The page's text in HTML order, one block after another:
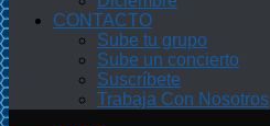
CONTACTO
Sube tu grupo
Sube un concierto
Suscríbete
Trabaja Con Nosotros